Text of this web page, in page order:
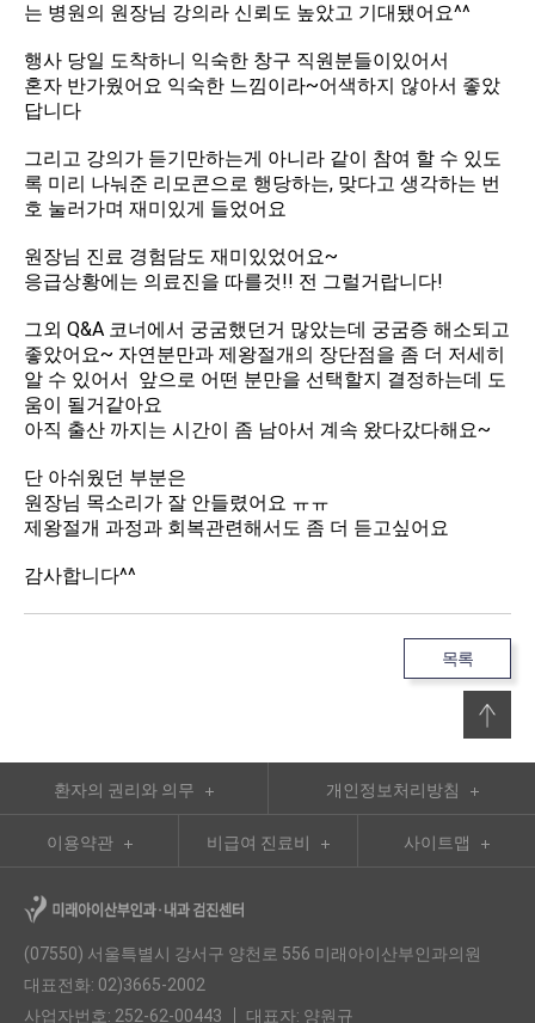
는 병원의 원장님 강의라 신뢰도 높았고 기대됐어요^^
행사 당일 도착하니 익숙한 창구 직원분들이있어서
혼자 반가웠어요 익숙한 느낌이라~어색하지 않아서 좋았
답니다
그리고 강의가 듣기만하는게 아니라 같이 참여 할 수 있도
록 미리 나눠준 리모콘으로 행당하는, 맞다고 생각하는 번
호 눌러가며 재미있게 들었어요
원장님 진료 경험담도 재미있었어요~
응급상황에는 의료진을 따를것!! 전 그럴거랍니다!
그외 Q&A 코너에서 궁굼했던거 많았는데 궁굼증 해소되고
좋았어요~ 자연분만과 제왕절개의 장단점을 좀 더 저세히
알 수 있어서 앞으로 어떤 분만을 선택할지 결정하는데 도
움이 될거같아요
아직 출산 까지는 시간이 좀 남아서 계속 왔다갔다해요~
단 아쉬웠던 부분은
원장님 목소리가 잘 안들렸어요 ㅠㅠ
제왕절개 과정과 회복관련해서도 좀 더 듣고싶어요
감사합니다^^
목록
환자의 권리와 의무 개인정보처리방침
이용약관 비급여 진료비 사이트맵
(07550) 서울특별시 강서구 양천로 556 미래아이산부인과의원
대표전화: 02)3665-2002
사업자번호: 252-62-00443
대표자: 양원규